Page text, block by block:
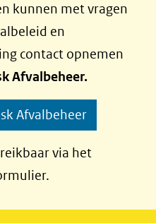
kunnen met vragen
en
contact opnemen
Afvalbeheer.
Afvalbeheer
via het